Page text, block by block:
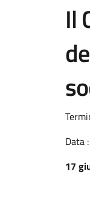
Il
Data :
17